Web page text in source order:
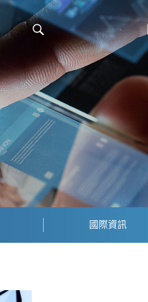
Activities
Contact Us
Member
Test and
國際資訊